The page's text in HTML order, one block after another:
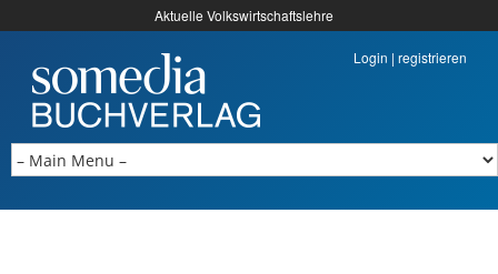
Aktuelle Volkswirtschaftslehre
Login | registrieren